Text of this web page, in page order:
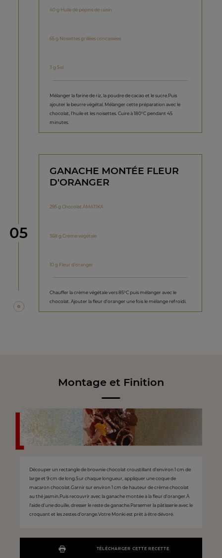
40 g Huile de pépins de raisin
65 g Noisettes grillées concassées
3 g Sel
Mélanger la farine de riz, la poudre de cacao et le sucre.Puis
ajouter le beurre végétal. Mélanger cette préparation avec le
chocolat, l’huile et les noisettes. Cuire à 180°C pendant 45
minutes.
étape
05
GANACHE MONTÉE FLEUR
D'ORANGER
295 g Chocolat AMATIKA
368 g Crème végétale
10 g Fleur d'oranger
Chauffer la crème végétale vers 85°C puis mélanger avec le
chocolat. Ajouter la fleur d'oranger une fois le mélange refroidi.
Montage et Finition
TÉLÉCHARGER CETTE RECETTE
Découper un rectangle de brownie chocolat croustillant d’environ 1 cm de
large et 9 cm de long.Sur chaque longueur, appliquer une coque de
macaron chocolat.Garnir sur environ 1 cm de hauteur de crème chocolat
au thé jasmin.Puis recouvrir avec la ganache montée à la fleur d’oranger.À
l’aide d’une douille, dresser le reste de ganache.Parsemer la pâtisserie avec le
croquant et les zestes d’orange.Votre Monki est prêt à être dévoré.